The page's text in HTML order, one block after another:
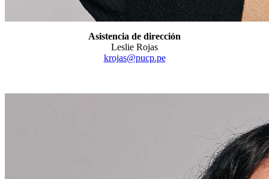
Asistencia de dirección
Leslie Rojas
krojas@pucp.pe